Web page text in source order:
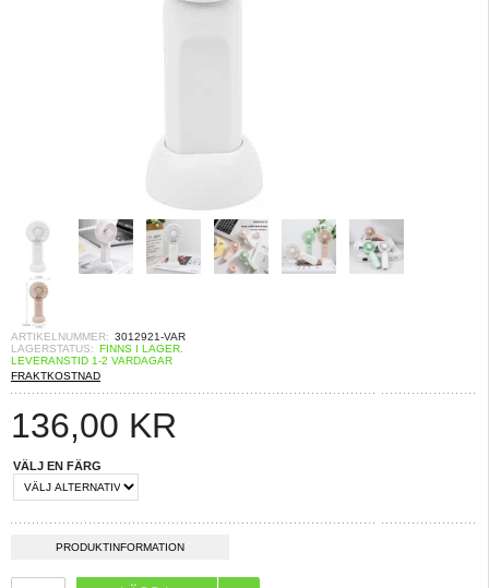
ARTIKELNUMMER: 3012921-VAR
LAGERSTATUS: FINNS I LAGER.
LEVERANSTID 1-2 VARDAGAR
FRAKTKOSTNAD
136,00 KR
VÄLJ EN FÄRG
PRODUKTINFORMATION